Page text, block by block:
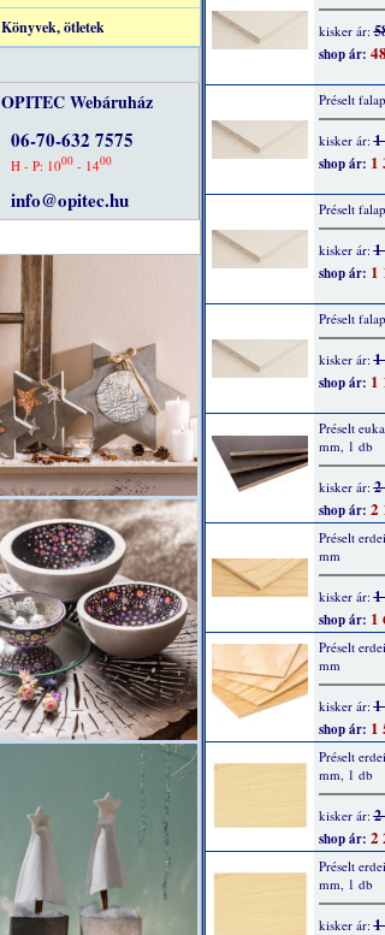
Könyvek, ötletek
OPITEC Webáruház
06-70-632 7575
H - P: 1000 - 1400
info@opitec.hu
kisker ár:
shop ár:
Préselt
kisker ár:1
shop ár: 1
Préselt
kisker ár:1
shop ár: 1
Préselt
kisker ár:1
shop ár: 1
Préselt
mm, 1 db
kisker ár:2
shop ár: 2
Préselt
mm
kisker ár:1
shop ár: 1
Préselt
mm
kisker ár:1
shop ár: 1
Préselt
mm, 1 db
kisker ár:2
shop ár: 2
Préselt
mm, 1 db
kisker ár:1